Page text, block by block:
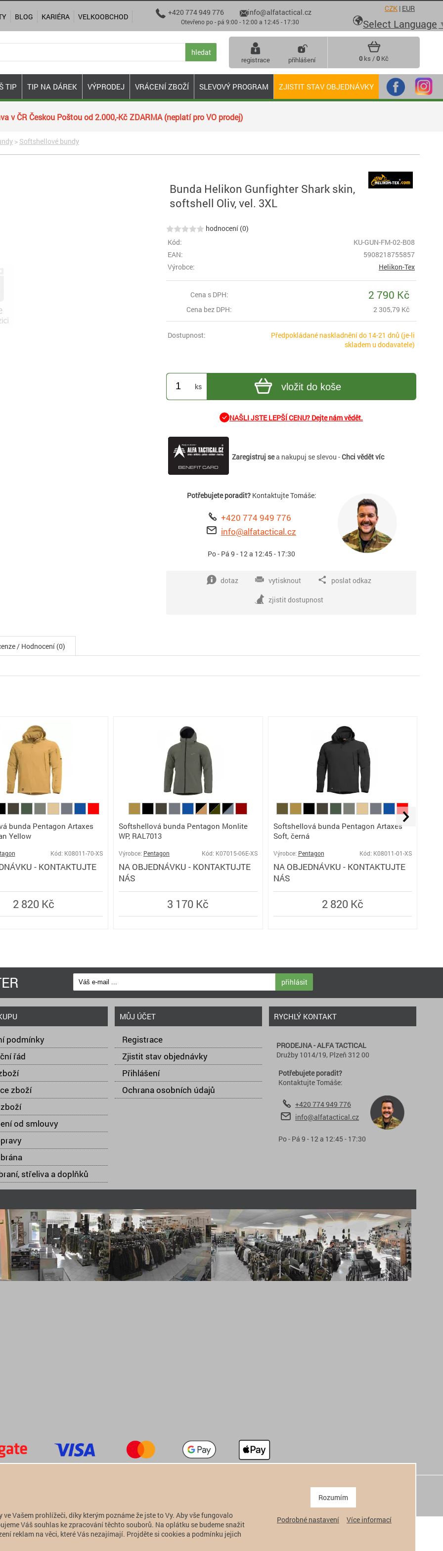
v ČR Českou Poštou od 2.000,-Kč ZDARMA (neplatí pro VO prodej)
> Softshellové bundy
Bunda Helikon Gunfighter Shark skin,
softshell Oliv, vel. 3XL
hodnocení (0)
Kód:
KU-GUN-FM-02-B08
EAN:
5908218755857
Výrobce:
Helikon-Tex
Cena s DPH: 2 790 Kč
Cena bez DPH: 2 305,79 Kč
Dostupnost:
Předpokládané naskladnění do 14-21 dnů (je-li
skladem u dodavatele)
ks vložit do koše
NAŠLI JSTE LEPŠÍ CENU? Dejte nám vědět.
Zaregistruj sea nakupuj se slevou -Chci vědět víc
Potřebujete poradit?Kontaktujte Tomáše:
+420 774 949 776
info@alfatactical.cz
Po - Pá 9 - 12 a 12:45 - 17:30
dotaz vytisknout poslat odkaz
zjistit dostupnost
/ Hodnocení (0)
bunda Pentagon Artaxes
Yellow
Kód: K08011-70-XS
- KONTAKTUJTE
2 820 Kč
Softshellová bunda Pentagon Monlite
WP, RAL7013
Výrobce: Pentagon Kód: K07015-06E-XS
NA OBJEDNÁVKU - KONTAKTUJTE
NÁS
3 170 Kč
Softshellová bunda Pentagon Artaxes
Soft, černá
Výrobce: Pentagon Kód: K08011-01-XS
NA OBJEDNÁVKU - KONTAKTUJTE
NÁS
2 820 Kč
TIP TIP NA DÁREK VÝPRODEJ VRÁCENÍ ZBOŽÍ SLEVOVÝ PROGRAM ZJISTIT STAV OBJEDNÁVKY
přihlásit
podmínky
řád
zboží
od smlouvy
střeliva a doplňků
MŮJ ÚČET
Registrace
Zjistit stav objednávky
Přihlášení
Ochrana osobních údajů
RYCHLÝ KONTAKT
PRODEJNA - ALFA TACTICAL
Družby 1014/19, Plzeň 312 00
Potřebujete poradit?
Kontaktujte Tomáše:
+420 774 949 776
info@alfatactical.cz
Po - Pá 9 - 12 a 12:45 - 17:30
hledat
registrace přihlášení 0 ks /0 Kč
BLOG KARIÉRA VELKOOBCHOD  +420 774 949 776info@alfatactical.cz
Otevřeno po - pá 9:00 - 12:00 a 12:45 - 17:30
CZK | EUR
Select Language
Vašem prohlížeči, díky kterým poznáme že jste to Vy. Aby vše fungovalo
Váš souhlas ke zpracování těchto souborů. Na oplátku se budeme snažit
reklam na věci, které Vás nezajímají. Projděte si cookies a podmínku jejich
Rozumím
Podrobné nastavení Více informací
Copyright 2011 - 2026 alfatactical | vytvořeno adSYSTEM.